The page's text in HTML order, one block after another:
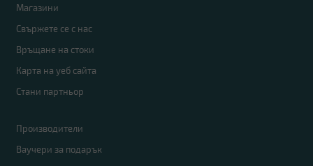
Магазини
Свържете се с нас
Връщане на стоки
Карта на уеб сайта
Стани партньор
Производители
Ваучери за подарък